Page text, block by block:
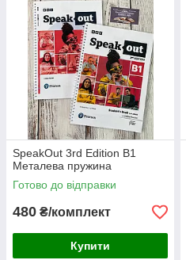
SpeakOut 3rd Edition B1
Металева пружина
Готово до відправки
480 ₴/комплект
Купити